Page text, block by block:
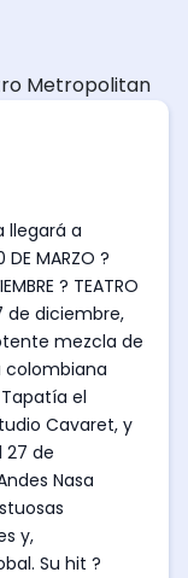
Metropolitan
llegará a
MARZO ?
? TEATRO
de diciembre,
mezcla de
colombiana
el
Cavaret, y
27 de
Nasa
y,
Su hit ?